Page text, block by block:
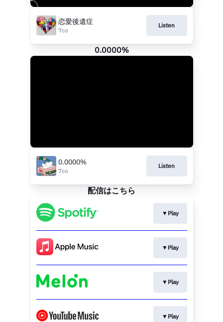
恋愛後遺症
7co
Listen
0.0000%
0.0000%
7co
Listen
配信はこちら
▼Play
▼Play
▼Play
▼Play